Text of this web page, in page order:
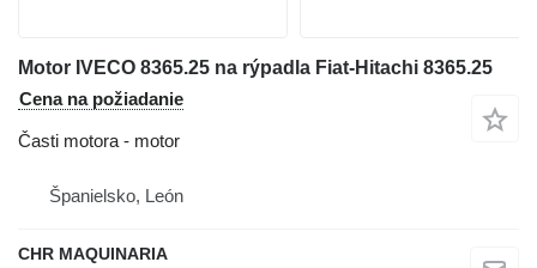
Motor IVECO 8365.25 na rýpadla Fiat-Hitachi 8365.25
Cena na požiadanie
Časti motora - motor
Španielsko, León
CHR MAQUINARIA